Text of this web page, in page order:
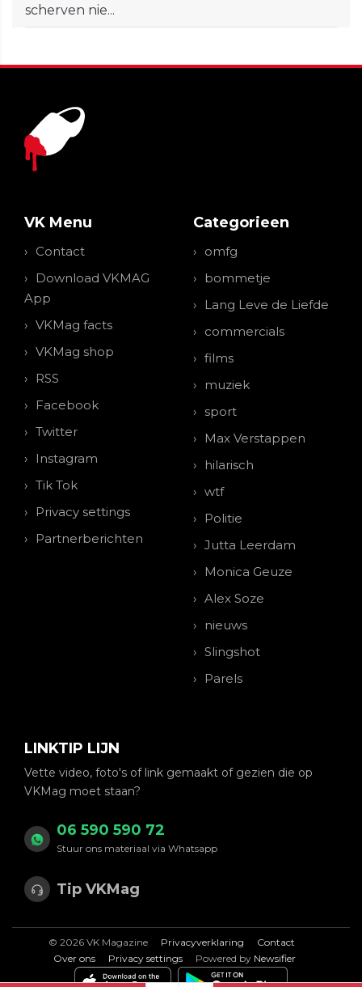
scherven nie...
VK Menu
Contact
Download VKMAG
App
VKMag facts
VKMag shop
RSS
Facebook
Twitter
Instagram
Tik Tok
Privacy settings
Partnerberichten
Categorieen
omfg
bommetje
Lang Leve de Liefde
commercials
films
muziek
sport
Max Verstappen
hilarisch
wtf
Politie
Jutta Leerdam
Monica Geuze
Alex Soze
nieuws
Slingshot
Parels
LINKTIP LIJN
Vette video, foto's of link gemaakt of gezien die op
VKMag moet staan?
06 590 590 72
Stuur ons materiaal via Whatsapp
Tip VKMag
© 2026 VK Magazine Privacyverklaring
Contact
Over ons
Privacy settings Powered by Newsifier